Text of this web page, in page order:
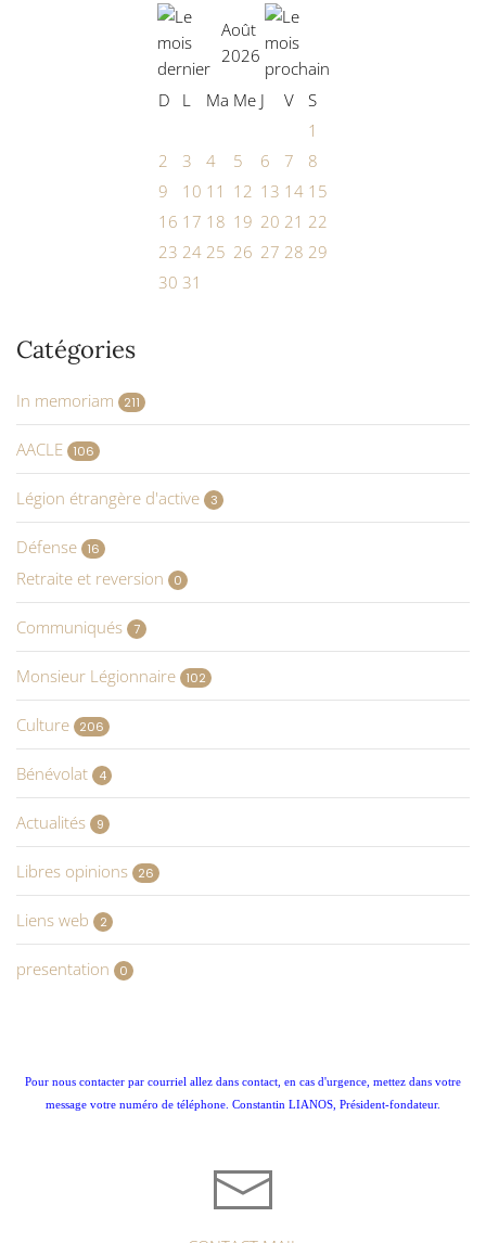
Août
2026
D L Ma Me J V
S
1
2
3 4 5 6 7
8
9
10 11 12 13 14 15
16 17 18 19 20 21 22
23 24 25 26 27 28 29
30 31
Catégories
In memoriam 211
AACLE 106
Légion étrangère d'active 3
Défense 16
Retraite et reversion 0
Communiqués 7
Monsieur Légionnaire 102
Culture 206
Bénévolat 4
Actualités 9
Libres opinions 26
Liens web 2
presentation 0
Pour nous contacter par courriel allez dans contact, en cas d'urgence, mettez dans votre
message votre numéro de téléphone. Constantin LIANOS, Président-fondateur.